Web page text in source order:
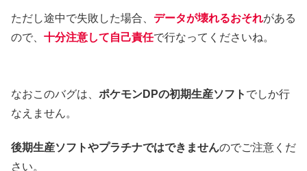
ただし途中で失敗した場合、 データが壊れるおそれがある
ので、 十分注意して自己責任で行なってくださいね。
なおこのバグは、 ポケモンDPの初期生産ソフト でしか行
なえません。
後期生産ソフトやプラチナではできませんのでご注意くだ
さい。